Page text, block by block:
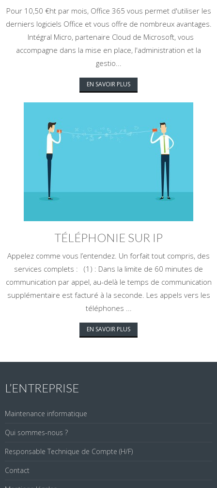
Pour 10,50 €ht par mois, Office 365 vous permet d'utiliser les
derniers logiciels Office et vous offre de nombreux avantages.
Intégral Micro, partenaire Cloud de Microsoft, vous
accompagne dans la mise en place, l'administration et la
gestio...
EN SAVOIR PLUS
TÉLÉPHONIE SUR IP
Appelez comme vous l’entendez. Un forfait tout compris, des
services complets : (1) : Dans la limite de 60 minutes de
communication par appel, au-delà le temps de communication
supplémentaire est facturé à la seconde. Les appels vers les
téléphones ...
EN SAVOIR PLUS
L’ENTREPRISE
Maintenance informatique
Qui sommes-nous ?
Responsable Technique de Compte (H/F)
Contact